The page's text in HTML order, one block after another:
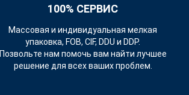
100% СЕРВИС
Массовая и индивидуальная мелкая
упаковка, FOB, CIF, DDU и DDP.
Позвольте нам помочь вам найти лучшее
решение для всех ваших проблем.